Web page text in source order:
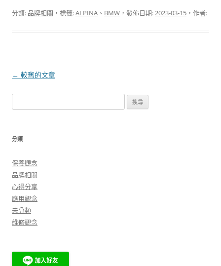
分類: 品牌相關 ，標籤:ALPINA 、 BMW ，發佈日期:2023-03-15 ，作者:
文
← 較舊的文章
尋
鍵
分類
保養觀念
品牌相關
心得分享
應用觀念
未分類
維修觀念